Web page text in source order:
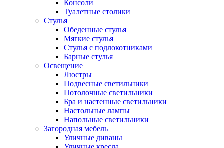
Консоли
Туалетные столики
Стулья
Обеденные стулья
Мягкие стулья
Стулья с подлокотниками
Барные стулья
Освещение
Люстры
Подвесные светильники
Потолочные светильники
Бра и настенные светильники
Настольные лампы
Напольные светильники
Загородная мебель
Уличные диваны